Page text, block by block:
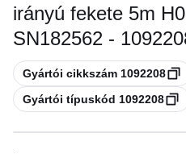
irányú fekete 5m
SN182562 -
Másolás
Gyártói cikkszám 1092208
Másolás
Gyártói típuskód 1092208